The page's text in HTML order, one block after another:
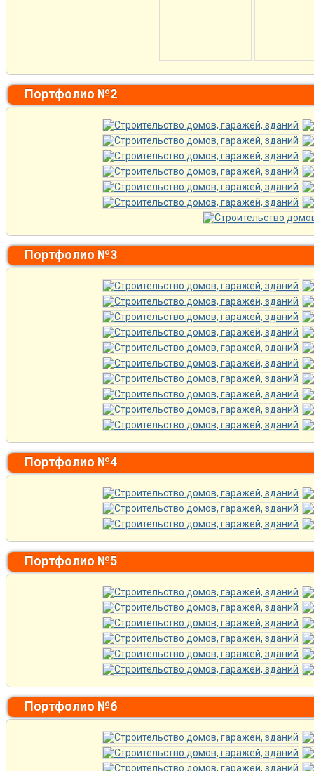
Портфолио №2
Портфолио №3
Портфолио №4
Портфолио №5
Портфолио №6